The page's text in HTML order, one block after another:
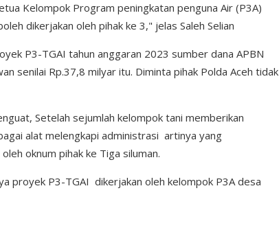
Kelompok Program peningkatan penguna Air (P3A)
dikerjakan oleh pihak ke 3," jelas Saleh Selian
P3-TGAI tahun anggaran 2023 sumber dana APBN
senilai Rp.37,8 milyar itu. Diminta pihak Polda Aceh tidak
Setelah sejumlah kelompok tani memberikan
alat melengkapi administrasi artinya yang
oknum pihak ke Tiga siluman.
proyek P3-TGAI dikerjakan oleh kelompok P3A desa